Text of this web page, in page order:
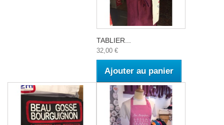
TABLIER...
32,00 €
Ajouter au panier